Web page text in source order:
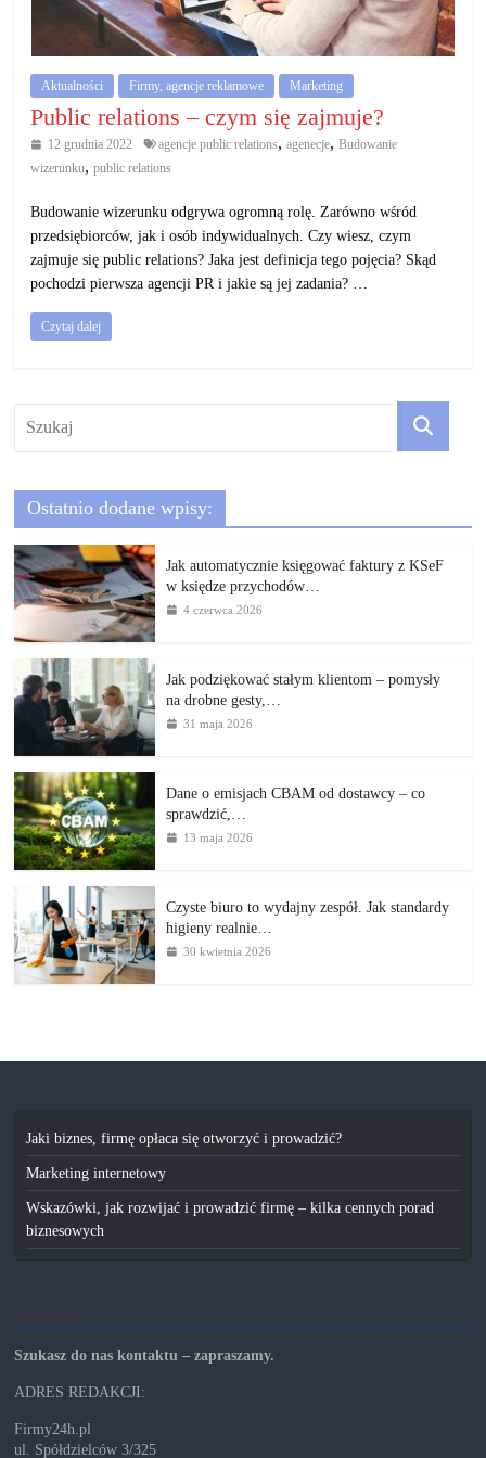
gospodarczą.
Porady
biznesowe
Aktualności Firmy, agencje reklamowe Marketing
Public relations – czym się zajmuje?
12 grudnia 2022 agencje public relations, agenecje, Budowanie
wizerunku,public relations
Budowanie wizerunku odgrywa ogromną rolę. Zarówno wśród
przedsiębiorców, jak i osób indywidualnych. Czy wiesz, czym
zajmuje się public relations? Jaka jest definicja tego pojęcia? Skąd
pochodzi pierwsza agencji PR i jakie są jej zadania? …
Czytaj dalej
Ostatnio dodane wpisy:
Jak automatycznie księgować faktury z KSeF
w księdze przychodów…
4 czerwca 2026
Jak podziękować stałym klientom – pomysły
na drobne gesty,…
31 maja 2026
Dane o emisjach CBAM od dostawcy – co
sprawdzić,…
13 maja 2026
Czyste biuro to wydajny zespół. Jak standardy
higieny realnie…
30 kwietnia 2026
Jaki biznes, firmę opłaca się otworzyć i prowadzić?
Marketing internetowy
Wskazówki, jak rozwijać i prowadzić firmę – kilka cennych porad
biznesowych
Szukasz do nas kontaktu – zapraszamy.
ADRES REDAKCJI:
Firmy24h.pl
ul. Spółdzielców 3/325